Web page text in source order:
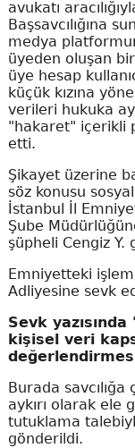
avukatı
Başsavcılığına
medya
üyeden oluşan
üye hesap
küçük kızına
verileri hukuka
"hakaret" içerikli
etti.
Şikayet üzerine
söz konusu
İstanbul İl
Şube
şüpheli Cengiz Y.
Emniyetteki
Adliyesine sevk
Sevk
kişisel veri
Burada savcılığa
aykırı olarak ele
tutuklama
gönderildi.